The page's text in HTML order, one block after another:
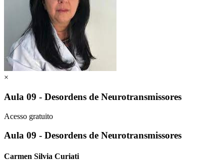
×
Aula 09 - Desordens de Neurotransmissores
Acesso gratuito
Aula 09 - Desordens de Neurotransmissores
Carmen Silvia Curiati